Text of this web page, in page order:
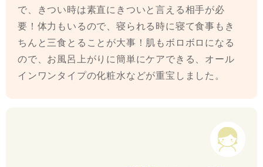
で、きつい時は素直にきついと言える相手が必
要！体力もいるので、寝られる時に寝て食事もき
ちんと三食とることが大事！肌もボロボロになる
ので、お風呂上がりに簡単にケアできる、オール
インワンタイプの化粧水などが重宝しました。